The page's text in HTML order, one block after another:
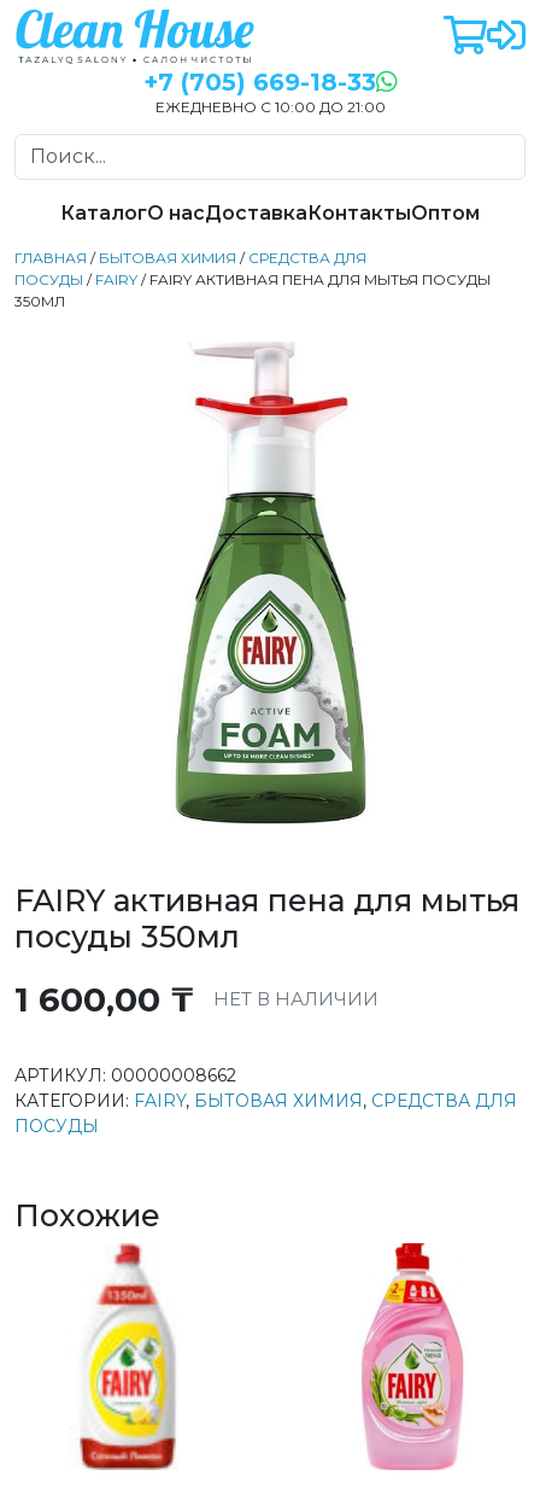
+7 (705) 669-18-33
ЕЖЕДНЕВНО С 10:00 ДО 21:00
КаталогО насДоставкаКонтактыОптом
ГЛАВНАЯ / БЫТОВАЯ ХИМИЯ / СРЕДСТВА ДЛЯ
ПОСУДЫ / FAIRY / FAIRY АКТИВНАЯ ПЕНА ДЛЯ МЫТЬЯ ПОСУДЫ
350МЛ
FAIRY активная пена для мытья
посуды 350мл
1 600,00 ₸ НЕТ В НАЛИЧИИ
АРТИКУЛ: 00000008662
КАТЕГОРИИ: FAIRY, БЫТОВАЯ ХИМИЯ, СРЕДСТВА ДЛЯ
ПОСУДЫ
Похожие